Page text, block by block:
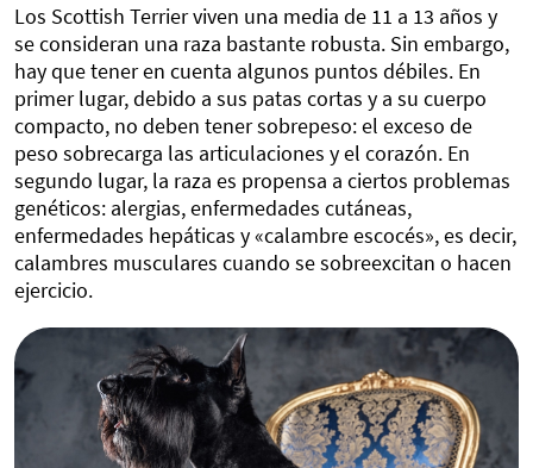
Los Scottish Terrier viven una media de 11 a 13 años y
se consideran una raza bastante robusta. Sin embargo,
hay que tener en cuenta algunos puntos débiles. En
primer lugar, debido a sus patas cortas y a su cuerpo
compacto, no deben tener sobrepeso: el exceso de
peso sobrecarga las articulaciones y el corazón. En
segundo lugar, la raza es propensa a ciertos problemas
genéticos: alergias, enfermedades cutáneas,
enfermedades hepáticas y «calambre escocés», es decir,
calambres musculares cuando se sobreexcitan o hacen
ejercicio.